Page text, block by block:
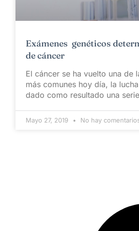
Exámenes genéticos
de cáncer
El cáncer se ha vuelto una de
más comunes hoy día, la
dado como resultado una
Mayo 27, 2019 No hay